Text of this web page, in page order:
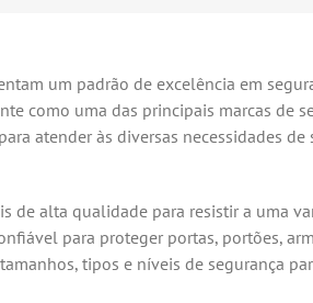
um padrão de excelência em
como uma das principais marcas de
atender às diversas necessidades
de alta qualidade para resistir a uma
para proteger portas, portões,
tipos e níveis de segurança